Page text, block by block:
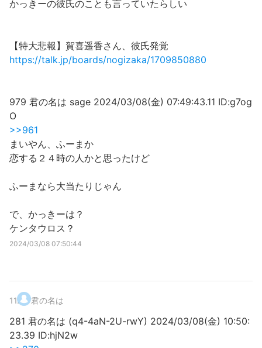
かっきーの彼氏のことも言っていたらしい
【特大悲報】賀喜遥香さん、彼氏発覚
https://talk.jp/boards/nogizaka/1709850880
979 君の名は sage 2024/03/08(金) 07:49:43.11 ID:g7og
O
>>961
まいやん、ふーまか
恋する２４時の人かと思ったけど
ふーまなら大当たりじゃん
で、かっきーは？
ケンタウロス？
2024/03/08 07:50:44
11. 君の名は
281 君の名は (q4-4aN-2U-rwY) 2024/03/08(金) 10:50:
23.39 ID:hjN2w